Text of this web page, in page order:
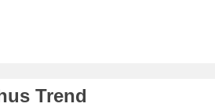
Trend